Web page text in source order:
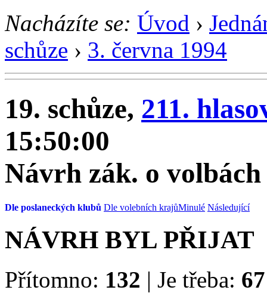
Nacházíte se: Úvod ›
schůze › 3. června 1994
19. schůze, 211.
15:50:00
Návrh zák. o
Dle poslaneckých klubů Dle volebních krajůMinulé Následující
NÁVRH BYL PŘIJAT
Přítomno: 132 | Je třeba: 67